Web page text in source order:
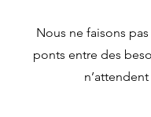
Nous ne faisons
ponts entre des